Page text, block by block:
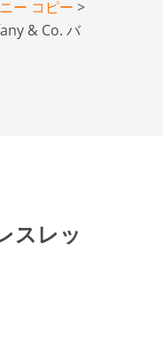
ー コピー >
& Co. バ
スレッ